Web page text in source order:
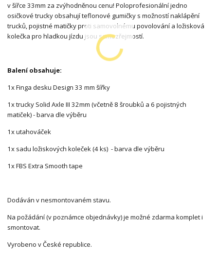
v šířce 33mm za zvýhodněnou cenu! Poloprofesionální jedno
osičkové trucky obsahují teflonové gumičky s možností naklápění
trucků, pojistné matičky proti samovolnému povolování a ložisková
kolečka pro hladkou jízdu jsou samozřejmostí.
Balení obsahuje:
1x Finga desku Design 33 mm šířky
1x trucky Solid Axle III 32mm (včetně 8 šroubků a 6 pojistných
matiček) - barva dle výběru
1x utahováček
1x sadu ložiskových koleček (4 ks) - barva dle výběru
1x FBS Extra Smooth tape
Dodáván v nesmontovaném stavu.
Na požádání (v poznámce objednávky) je možné zdarma komplet i
smontovat.
Vyrobeno v České republice.